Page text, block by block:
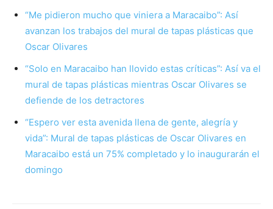
“Me pidieron mucho que viniera a Maracaibo”: Así
avanzan los trabajos del mural de tapas plásticas que
Oscar Olivares
“Solo en Maracaibo han llovido estas críticas”: Así va el
mural de tapas plásticas mientras Oscar Olivares se
defiende de los detractores
“Espero ver esta avenida llena de gente, alegría y
vida”: Mural de tapas plásticas de Oscar Olivares en
Maracaibo está un 75% completado y lo inaugurarán el
domingo